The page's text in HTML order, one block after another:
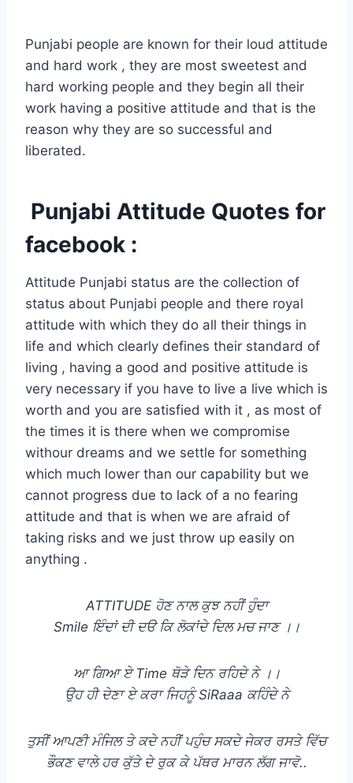
Punjabi people are known for their loud attitude
and hard work , they are most sweetest and
hard working people and they begin all their
work having a positive attitude and that is the
reason why they are so successful and
liberated.
Punjabi Attitude Quotes for
facebook :
Attitude Punjabi status are the collection of
status about Punjabi people and there royal
attitude with which they do all their things in
life and which clearly defines their standard of
living , having a good and positive attitude is
very necessary if you have to live a live which is
worth and you are satisfied with it , as most of
the times it is there when we compromise
withour dreams and we settle for something
which much lower than our capability but we
cannot progress due to lack of a no fearing
attitude and that is when we are afraid of
taking risks and we just throw up easily on
anything .
ATTITUDE ਹੋਣ ਨਾਲ ਕੁਝ ਨਹੀਂ ਹੁੰਦਾ
Smile ਇੰਦਾਂ ਦੀ ਦੳ ਕਿ ਲੋਕਾਂਦੇ ਦਿਲ ਮਚ ਜਾਣ ।।
ਆ ਗਿਆ ਏ Time ਥੋੜੇ ਦਿਨ ਰਹਿਦੇ ਨੇ ।।
ਉਹ ਹੀ ਦੇਣਾ ਏ ਕਰਾ ਜਿਹਨੂੰ SiRaaa ਕਹਿੰਦੇ ਨੇ
ਤੁਸੀਂ ਆਪਣੀ ਮੰਜਿਲ ਤੇ ਕਦੇ ਨਹੀਂ ਪਹੁੰਚ ਸਕਦੇ ਜੇਕਰ ਰਸਤੇ ਵਿੱਚ
ਭੌਕਣ ਵਾਲੇ ਹਰ ਕੁੱਤੇ ਦੇ ਰੁਕ ਕੇ ਪੱਥਰ ਮਾਰਨ ਲੱਗ ਜਾਵੋ..